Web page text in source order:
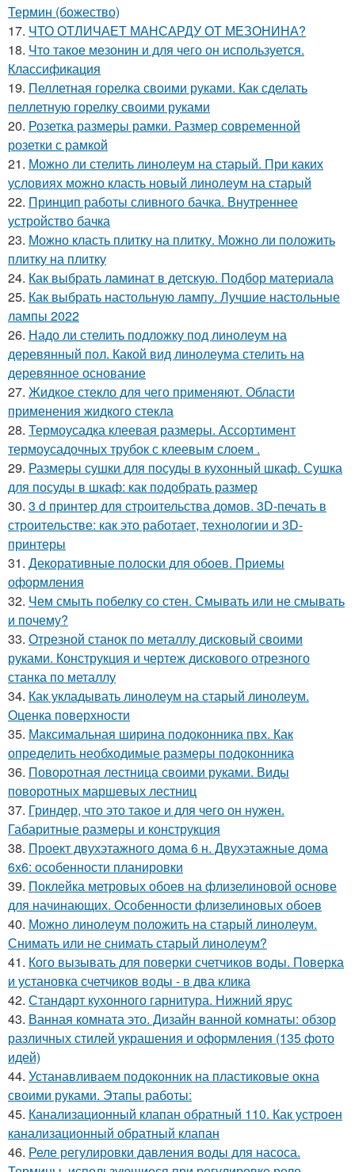
Термин (божество)
17. ЧТО ОТЛИЧАЕТ МАНСАРДУ ОТ МЕЗОНИНА?
18. Что такое мезонин и для чего он используется.
Классификация
19. Пеллетная горелка своими руками. Как сделать
пеллетную горелку своими руками
20. Розетка размеры рамки. Размер современной
розетки с рамкой
21. Можно ли стелить линолеум на старый. При каких
условиях можно класть новый линолеум на старый
22. Принцип работы сливного бачка. Внутреннее
устройство бачка
23. Можно класть плитку на плитку. Можно ли положить
плитку на плитку
24. Как выбрать ламинат в детскую. Подбор материала
25. Как выбрать настольную лампу. Лучшие настольные
лампы 2022
26. Надо ли стелить подложку под линолеум на
деревянный пол. Какой вид линолеума стелить на
деревянное основание
27. Жидкое стекло для чего применяют. Области
применения жидкого стекла
28. Термоусадка клеевая размеры. Ассортимент
термоусадочных трубок с клеевым слоем .
29. Размеры сушки для посуды в кухонный шкаф. Сушка
для посуды в шкаф: как подобрать размер
30. 3 d принтер для строительства домов. 3D-печать в
строительстве: как это работает, технологии и 3D-
принтеры
31. Декоративные полоски для обоев. Приемы
оформления
32. Чем смыть побелку со стен. Смывать или не смывать
и почему?
33. Отрезной станок по металлу дисковый своими
руками. Конструкция и чертеж дискового отрезного
станка по металлу
34. Как укладывать линолеум на старый линолеум.
Оценка поверхности
35. Максимальная ширина подоконника пвх. Как
определить необходимые размеры подоконника
36. Поворотная лестница своими руками. Виды
поворотных маршевых лестниц
37. Гриндер, что это такое и для чего он нужен.
Габаритные размеры и конструкция
38. Проект двухэтажного дома 6 н. Двухэтажные дома
6х6: особенности планировки
39. Поклейка метровых обоев на флизелиновой основе
для начинающих. Особенности флизелиновых обоев
40. Можно линолеум положить на старый линолеум.
Снимать или не снимать старый линолеум?
41. Кого вызывать для поверки счетчиков воды. Поверка
и установка счетчиков воды - в два клика
42. Стандарт кухонного гарнитура. Нижний ярус
43. Ванная комната это. Дизайн ванной комнаты: обзор
различных стилей украшения и оформления (135 фото
идей)
44. Устанавливаем подоконник на пластиковые окна
своими руками. Этапы работы:
45. Канализационный клапан обратный 110. Как устроен
канализационный обратный клапан
46. Реле регулировки давления воды для насоса.